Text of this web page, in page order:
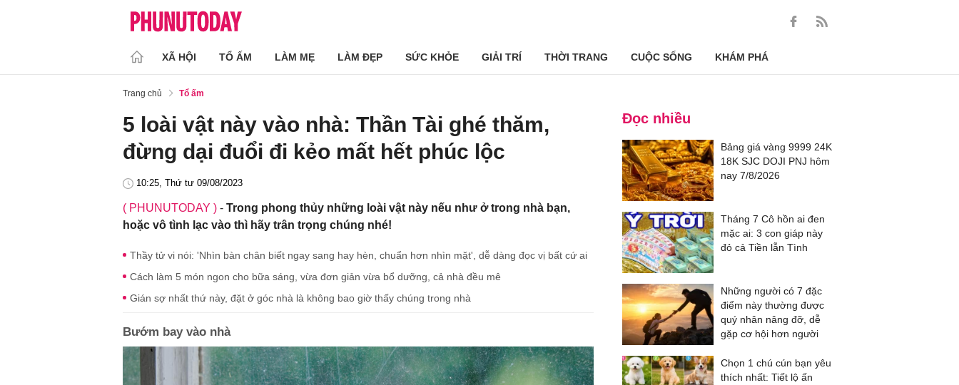
XÃ HỘI TỔ ẤM LÀM MẸ LÀM ĐẸP SỨC KHỎE GIẢI TRÍ THỜI TRANG CUỘC SỐNG KHÁM PHÁ
Trang chủ Tổ ấm
5 loài vật này vào nhà: Thần Tài ghé thăm,
đừng dại đuổi đi kẻo mất hết phúc lộc
10:25, Thứ tư 09/08/2023
( PHUNUTODAY ) - Trong phong thủy những loài vật này nếu như ở trong nhà bạn,
hoặc vô tình lạc vào thì hãy trân trọng chúng nhé!
Thầy tử vi nói: 'Nhìn bàn chân biết ngay sang hay hèn, chuẩn hơn nhìn mặt', dễ dàng đọc vị bất cứ ai
Cách làm 5 món ngon cho bữa sáng, vừa đơn giản vừa bổ dưỡng, cả nhà đều mê
Gián sợ nhất thứ này, đặt ở góc nhà là không bao giờ thấy chúng trong nhà
Bướm bay vào nhà
Đọc nhiều
Bảng giá vàng 9999 24K
18K SJC DOJI PNJ hôm
nay 7/8/2026
Tháng 7 Cô hồn ai đen
mặc ai: 3 con giáp này
đỏ cả Tiền lẫn Tình
Những người có 7 đặc
điểm này thường được
quý nhân nâng đỡ, dễ
gặp cơ hội hơn người
Chọn 1 chú cún bạn yêu
thích nhất: Tiết lộ ấn